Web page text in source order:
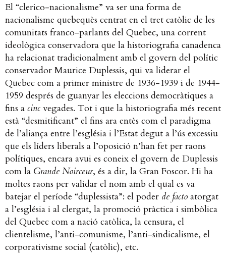
El “clerico-nacionalisme” va ser una forma de
nacionalisme quebequès centrat en el tret catòlic de les
comunitats franco-parlants del Quebec, una corrent
ideològica conservadora que la historiografia canadenca
ha relacionat tradicionalment amb el govern del polític
conservador Maurice Duplessis, qui va liderar el
Quebec com a primer ministre de 1936-1939 i de 1944-
1959 després de guanyar les eleccions democràtiques a
fins a cinc vegades. Tot i que la historiografia més recent
està “desmitificant” el fins ara entès com el paradigma
de l’aliança entre l’església i l’Estat degut a l’ús excessiu
que els líders liberals a l’oposició n’han fet per raons
polítiques, encara avui es coneix el govern de Duplessis
com la Grande Noirceur, és a dir, la Gran Foscor. Hi ha
moltes raons per validar el nom amb el qual es va
batejar el període “duplessista”: el poder de facto atorgat
a l’església i al clergat, la promoció pràctica i simbòlica
del Quebec com a nació catòlica, la censura, el
clientelisme, l’anti-comunisme, l’anti-sindicalisme, el
corporativisme social (catòlic), etc.